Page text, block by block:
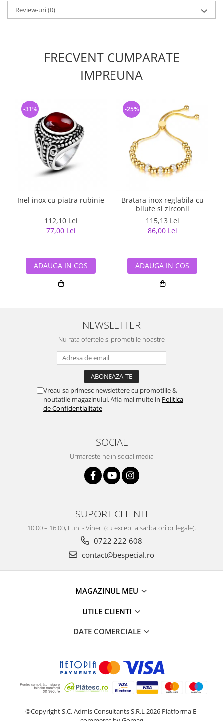
Review-uri(0)
FRECVENT CUMPARATE
IMPREUNA
Inel inox cu piatra rubinie
112,10 Lei
77,00 Lei
-31%
ADAUGA IN COS
Bratara inox reglabila cu
bilute si zirconii
115,13 Lei
86,00 Lei
-25%
ADAUGA IN COS
NEWSLETTER
Nu rata ofertele si promotiile noastre
Vreau sa primesc newslettere cu promotiile &
noutatile magazinului. Afla mai multe in Politica
de Confidentialitate
SOCIAL
Urmareste-ne in social media
SUPORT CLIENTI
10.00 – 16.00, Luni - Vineri (cu exceptia sarbatorilor legale).
0722 222 608
contact@bespecial.ro
MAGAZINUL MEU
UTILE CLIENTI
DATE COMERCIALE
©Copyright S.C. Admis Consultants S.R.L 2026 Platforma E-